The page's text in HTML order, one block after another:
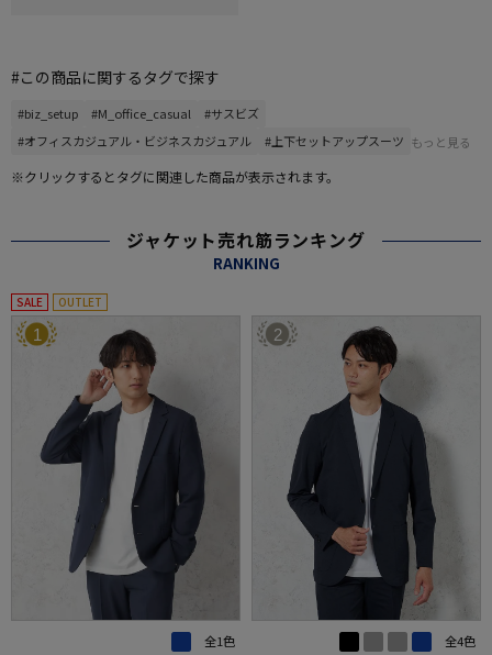
#この商品に関するタグで探す
#biz_setup #M_office_casual
#サスビズ
#オフィスカジュアル・ビジネスカジュアル
#上下セットアップスーツ もっと見る
※クリックするとタグに関連した商品が表示されます。
ジャケット売れ筋ランキング
RANKING
SALE OUTLET
1
全1色
2
全4色